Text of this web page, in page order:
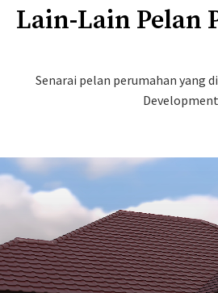
Lain-Lain Pelan
Senarai pelan perumahan yang
Development